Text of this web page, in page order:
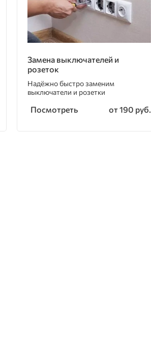
Замена выключателей и
розеток
Надёжно быстро заменим
выключатели и розетки
Посмотреть от 190 руб.